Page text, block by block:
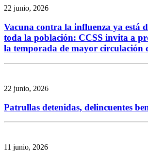
22 junio, 2026
Vacuna contra la influenza ya está
toda la población: CCSS invita a
la temporada de mayor circulación
22 junio, 2026
Patrullas detenidas, delincuentes
11 junio, 2026